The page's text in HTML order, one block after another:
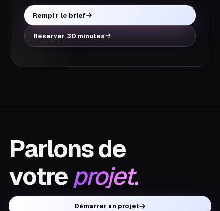
Remplir le brief
Réserver 30 minutes
Parlonsde
votreprojet.
Démarrer un projet